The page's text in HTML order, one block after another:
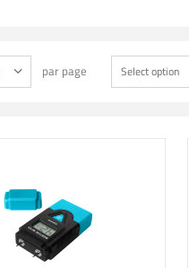
par page Select option